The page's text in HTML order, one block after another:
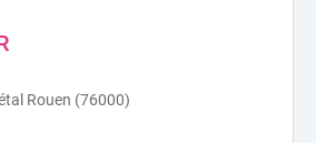
Rouen (76000)